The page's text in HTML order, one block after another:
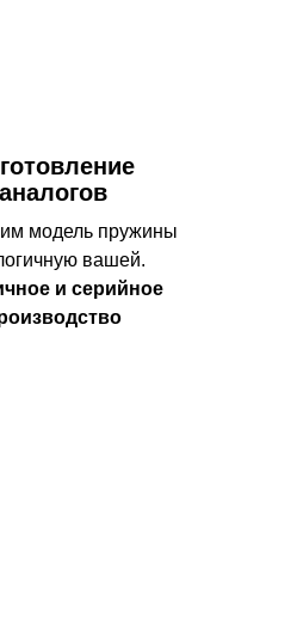
аналогов
модель пружины
вашей.
и серийное